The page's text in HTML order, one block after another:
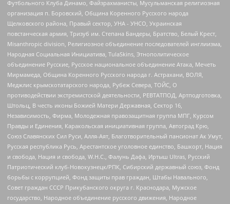
Футбольного Клуба Динамо, Файзрахманисты, Мусульманская религиозная
организация п. Боровский, Община Коренного Русского народа
Щелковского района, Правый сектор, УНА - УНСО, Украинская
повстанческая армия, Тризуб им. Степана Бандеры, Братство, Белый Крест,
Misanthropic division, Религиозное объединение последователей инглиизма,
Народная Социальная Инициатива, TulaSkins, Этнополитическое
объединение Русские, Русское национальное объединение Атака, Мечеть
Мирмамеда, Община Коренного Русского народа г. Астрахани, ВОЛЯ,
Меджлис крымскотатарского народа, Рубеж Севера, ТОЙС, О
противодействии экстремистской деятельности, РЕВТАТПОД, Артподготовка,
Штольц, В честь иконы Божией Матери Державная, Сектор 16,
Независимость, Фирма, Молодежная правозащитная группа МПГ, Курсом
Правды и Единения, Каракольская инициативная группа, Автоград Крю,
Союз Славянских Сил Руси, Алля-Аят, Благотворительный пансионат Ак Умут,
Русская республика Русь, Арестантское уголовное единство, Башкорт, Нация
и свобода, Нация и свобода, W.H.С., Фалунь Дафа, Иртыш Ultras, Русский
Патриотический клуб-Новокузнецк/РПК, Сибирский державный союз, Фонд
борьбы с коррупцией, Фонд защиты прав граждан, Штабы Навального,
Совет граждан СССР Прикубанского округа г. Краснодара, Мужское
государство, Народное объединение русского движения, Народное